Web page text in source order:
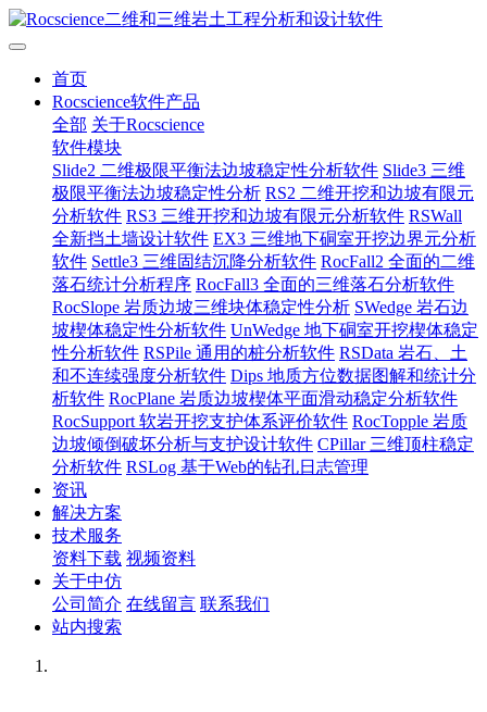
首页
Rocscience软件产品
全部 关于Rocscience
软件模块
Slide2 二维极限平衡法边坡稳定性分析软件 Slide3 三维
极限平衡法边坡稳定性分析 RS2 二维开挖和边坡有限元
分析软件 RS3 三维开挖和边坡有限元分析软件 RSWall
全新挡土墙设计软件 EX3 三维地下硐室开挖边界元分析
软件 Settle3 三维固结沉降分析软件 RocFall2 全面的二维
落石统计分析程序 RocFall3 全面的三维落石分析软件
RocSlope 岩质边坡三维块体稳定性分析 SWedge 岩石边
坡楔体稳定性分析软件 UnWedge 地下硐室开挖楔体稳定
性分析软件 RSPile 通用的桩分析软件 RSData 岩石、土
和不连续强度分析软件 Dips 地质方位数据图解和统计分
析软件 RocPlane 岩质边坡楔体平面滑动稳定分析软件
RocSupport 软岩开挖支护体系评价软件 RocTopple 岩质
边坡倾倒破坏分析与支护设计软件 CPillar 三维顶柱稳定
分析软件 RSLog 基于Web的钻孔日志管理
资讯
解决方案
技术服务
资料下载 视频资料
关于中仿
公司简介 在线留言 联系我们
站内搜索